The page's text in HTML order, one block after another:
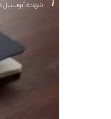
شهادة أبوستيل